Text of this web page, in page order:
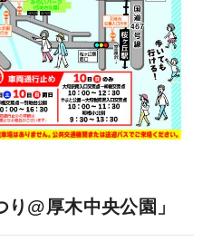
@厚木中央公園」